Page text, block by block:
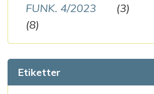
FUNK. 4/2023
(8)
(3)
Etiketter